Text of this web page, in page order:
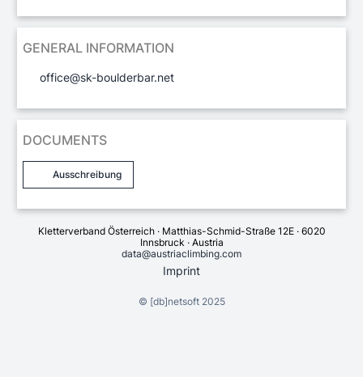
GENERAL INFORMATION
office@sk-boulderbar.net
DOCUMENTS
Ausschreibung
Kletterverband Österreich · Matthias-Schmid-Straße 12E · 6020
Innsbruck · Austria
data@austriaclimbing.com
Imprint
© [db]netsoft2025